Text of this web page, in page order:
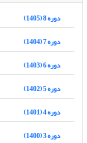
دوره 8 (1405)
دوره 7 (1404)
دوره 6 (1403)
دوره 5 (1402)
دوره 4 (1401)
دوره 3 (1400)